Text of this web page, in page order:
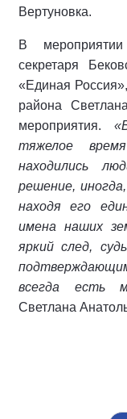
Вертуновка.
В
секретаря
«Единая
района
мероприятия.
тяжелое
находились
решение,
находя его
имена наших
яркий след,
всегда есть
Светлана